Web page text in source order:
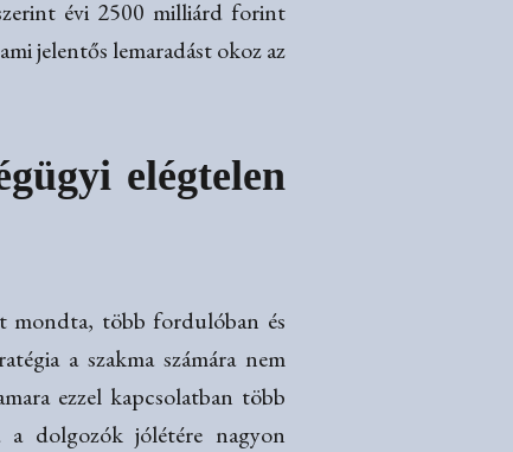
évi 2500 milliárd forint
jelentős lemaradást okoz az
elégtelen
mondta, több fordulóban és
a szakma számára nem
ezzel kapcsolatban több
a dolgozók jólétére nagyon